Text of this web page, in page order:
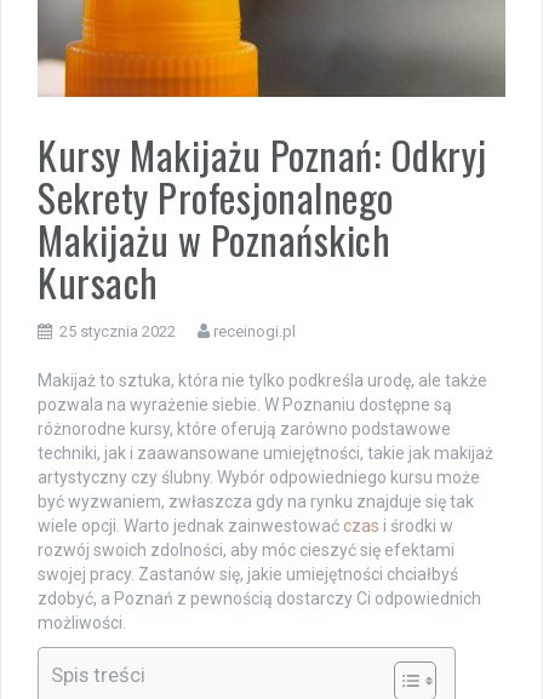
Kursy Makijażu Poznań: Odkryj
Sekrety Profesjonalnego
Makijażu w Poznańskich
Kursach
25 stycznia 2022 receinogi.pl
Makijaż to sztuka, która nie tylko podkreśla urodę, ale także
pozwala na wyrażenie siebie. W Poznaniu dostępne są
różnorodne kursy, które oferują zarówno podstawowe
techniki, jak i zaawansowane umiejętności, takie jak makijaż
artystyczny czy ślubny. Wybór odpowiedniego kursu może
być wyzwaniem, zwłaszcza gdy na rynku znajduje się tak
wiele opcji. Warto jednak zainwestować czas i środki w
rozwój swoich zdolności, aby móc cieszyć się efektami
swojej pracy. Zastanów się, jakie umiejętności chciałbyś
zdobyć, a Poznań z pewnością dostarczy Ci odpowiednich
możliwości.
Spis treści